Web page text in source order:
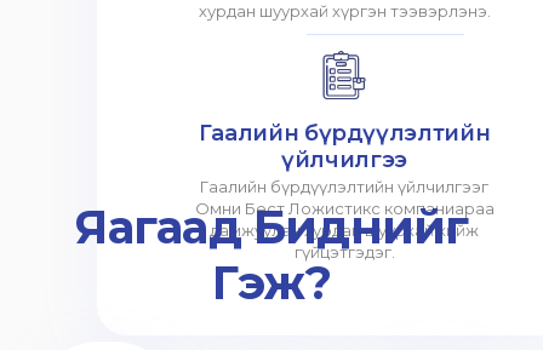
хурдан шуурхай хүргэн тээвэрлэнэ.
Гаалийн бүрдүүлэлтийн
үйлчилгээ
Гаалийн бүрдүүлэлтийн үйлчилгээг
Омни Бест Ложистикс компаниараа
дамжуулан хурдан шуурхай хийж
гүйцэтгэдэг.
Яагаад Биднийг
Гэж?